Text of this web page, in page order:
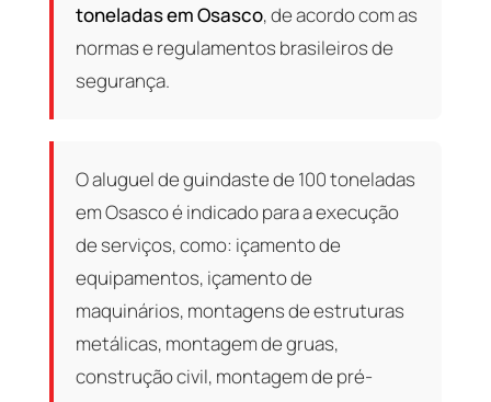
toneladas em Osasco, de acordo com as
normas e regulamentos brasileiros de
segurança.
O aluguel de guindaste de 100 toneladas
em Osasco é indicado para a execução
de serviços, como: içamento de
equipamentos, içamento de
maquinários, montagens de estruturas
metálicas, montagem de gruas,
construção civil, montagem de pré-